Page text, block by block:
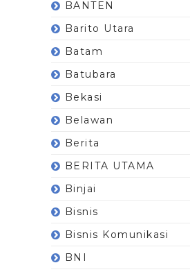
BANTEN
Barito Utara
Batam
Batubara
Bekasi
Belawan
Berita
BERITA UTAMA
Binjai
Bisnis
Bisnis Komunikasi
BNI